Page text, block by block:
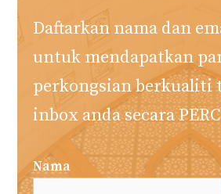
Daftarkan nama dan
untuk mendapatkan
perkongsian berkualiti
inbox anda secara
Nama